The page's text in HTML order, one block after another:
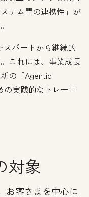
テム間の連携性」が
スパートから継続的
これには、事業成長
の「Agentic
の実践的なトレーニ
対象
お客さまを中心に